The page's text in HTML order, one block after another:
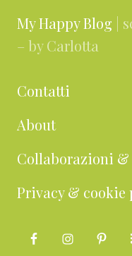
My Happy Blog |
– by Carlotta
Contatti
About
Collaborazioni
Privacy & cookie